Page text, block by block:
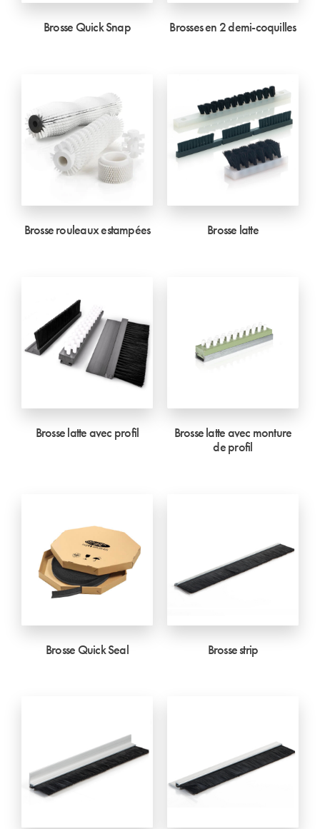
Brosse Quick Snap Brosses en 2 demi-coquilles
Brosse rouleaux estampées Brosse latte
Brosse latte avec profil
Brosse latte avec monture
de profil
Brosse Quick Seal Brosse strip